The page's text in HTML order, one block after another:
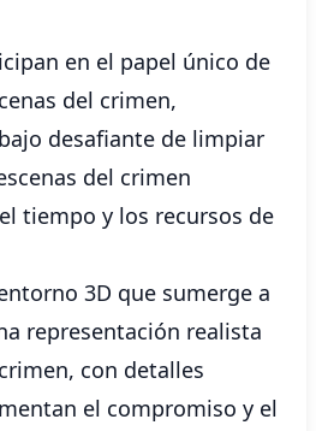
en el papel único de
del crimen,
desafiante de limpiar
del crimen
tiempo y los recursos de
3D que sumerge a
representación realista
con detalles
el compromiso y el